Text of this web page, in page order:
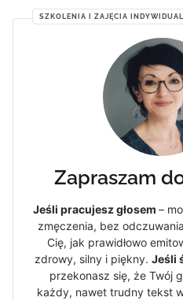
Zapraszam
Jeśli pracujesz głosem –
zmęczenia, bez
Cię, jak prawidłowo
zdrowy, silny i piękny. Jeśli
przekonasz się, że Twój
każdy, nawet trudny tekst
SZKOLENIA I ZAJĘCIA